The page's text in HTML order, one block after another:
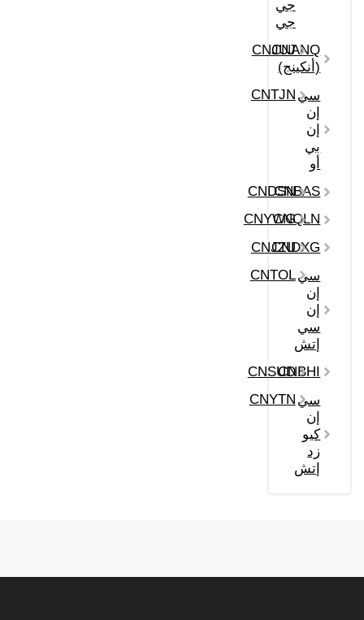
جي
جي
CNANQ
(أنكينج)
CNJUJ
سي
إن
إن
بي
أو
CNTJN
CNBAS
CNDSN
CNQLN
CNYWG
CNDXG
CNJZU
سي
إن
إن
سي
إتش
CNTOL
CNBHI
CNSUD
سي
إن
كيو
زد
إتش
CNYTN